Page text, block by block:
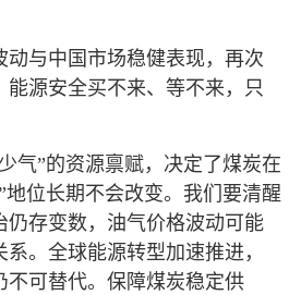
动与中国市场稳健表现，再次
能源安全买不来、等不来，只
气”的资源禀赋，决定了煤炭在
地位长期不会改变。我们要清醒
仍存变数，油气价格波动可能
。全球能源转型加速推进，
不可替代。保障煤炭稳定供